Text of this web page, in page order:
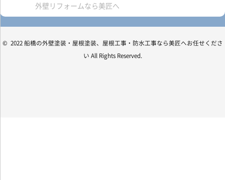
外壁リフォームなら美匠へ
© 2022 船橋の外壁塗装・屋根塗装、屋根工事・防水工事なら美匠へお任せくださ
い All Rights Reserved.